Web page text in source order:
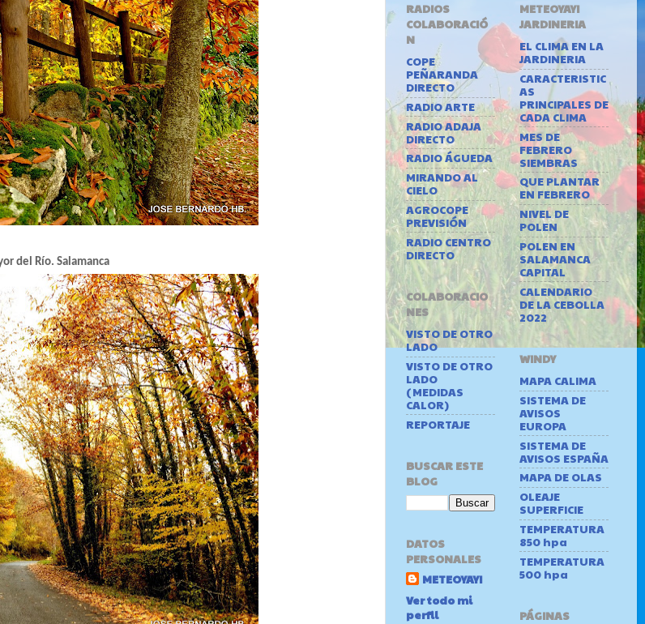
del Río. Salamanca
RADIOS
COLABORACIÓ
N
COPE
PEÑARANDA
DIRECTO
RADIO ARTE
RADIO ADAJA
DIRECTO
RADIO ÁGUEDA
MIRANDO AL
CIELO
AGROCOPE
PREVISIÓN
RADIO CENTRO
DIRECTO
COLABORACIO
NES
VISTO DE OTRO
LADO
VISTO DE OTRO
LADO
(MEDIDAS
CALOR)
REPORTAJE
BUSCAR ESTE
BLOG
DATOS
PERSONALES
METEOYAYI
Ver todo mi
perfil
METEOYAYI
JARDINERIA
EL CLIMA EN LA
JARDINERIA
CARACTERISTIC
AS
PRINCIPALES DE
CADA CLIMA
MES DE
FEBRERO
SIEMBRAS
QUE PLANTAR
EN FEBRERO
NIVEL DE
POLEN
POLEN EN
SALAMANCA
CAPITAL
CALENDARIO
DE LA CEBOLLA
2022
WINDY
MAPA CALIMA
SISTEMA DE
AVISOS
EUROPA
SISTEMA DE
AVISOS ESPAÑA
MAPA DE OLAS
OLEAJE
SUPERFICIE
TEMPERATURA
850 hpa
TEMPERATURA
500 hpa
PÁGINAS